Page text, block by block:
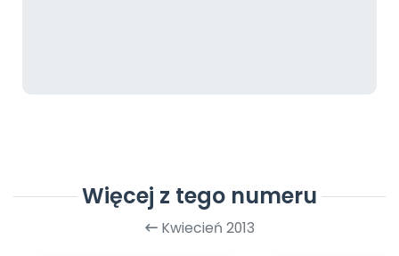
Więcej z tego numeru
Kwiecień 2013